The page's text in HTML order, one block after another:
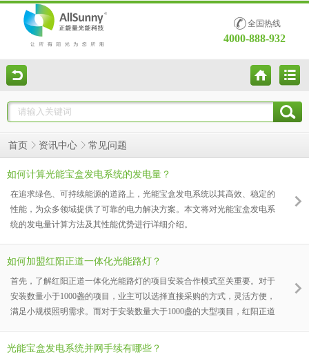
全国热线
4000-888-932
首页 资讯中心 常见问题
如何计算光能宝盒发电系统的发电量？
在追求绿色、可持续能源的道路上，光能宝盒发电系统以其高效、稳定的
性能，为众多领域提供了可靠的电力解决方案。本文将对光能宝盒发电系
统的发电量计算方法及其性能优势进行详细介绍。
如何加盟红阳正道一体化光能路灯？
首先，了解红阳正道一体化光能路灯的项目安装合作模式至关重要。对于
安装数量小于1000盏的项目，业主可以选择直接采购的方式，灵活方便，
满足小规模照明需求。而对于安装数量大于1000盏的大型项目，红阳正道
性。
光能宝盒发电系统并网手续有哪些？